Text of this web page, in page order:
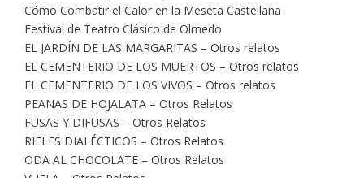
Cómo Combatir el Calor en la Meseta Castellana
Festival de Teatro Clásico de Olmedo
EL JARDÍN DE LAS MARGARITAS – Otros relatos
EL CEMENTERIO DE LOS MUERTOS – Otros relatos
EL CEMENTERIO DE LOS VIVOS – Otros relatos
PEANAS DE HOJALATA – Otros Relatos
FUSAS Y DIFUSAS – Otros Relatos
RIFLES DIALÉCTICOS – Otros Relatos
ODA AL CHOCOLATE – Otros Relatos